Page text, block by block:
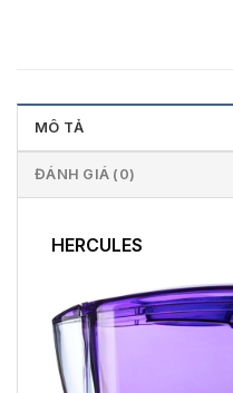
MÔ TẢ
ĐÁNH GIÁ (0)
HERCULES